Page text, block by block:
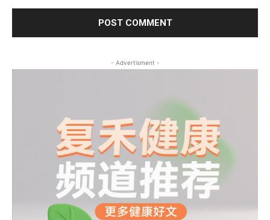
- Advertisment -